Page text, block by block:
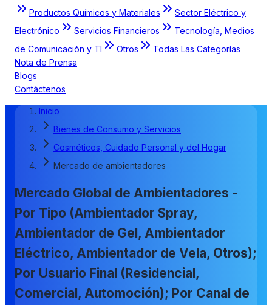
Productos Químicos y Materiales
Sector Eléctrico y
Electrónico
Servicios Financieros
Tecnología, Medios
de Comunicación y TI
Otros
Todas Las Categorías
Nota de Prensa
Blogs
Contáctenos
Inicio
Bienes de Consumo y Servicios
Cosméticos, Cuidado Personal y del Hogar
Mercado de ambientadores
Mercado Global de Ambientadores -
Por Tipo (Ambientador Spray,
Ambientador de Gel, Ambientador
Eléctrico, Ambientador de Vela, Otros);
Por Usuario Final (Residencial,
Comercial, Automoción); Por Canal de